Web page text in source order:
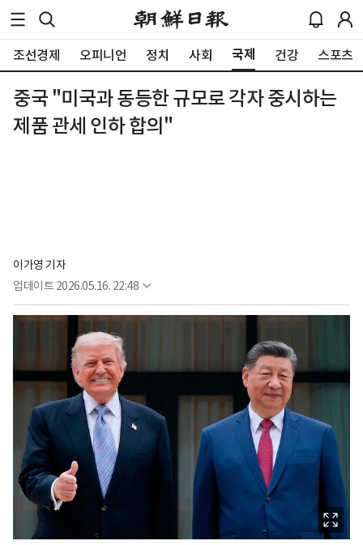
조선경제 오피니언 정치 사회 국제 건강 스포츠
중국 "미국과 동등한 규모로 각자 중시하는
제품 관세 인하 합의"
이가영 기자
업데이트 2026.05.16. 22:48